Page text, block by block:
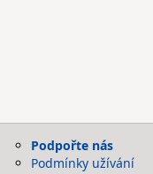
Podpořte nás
Podmínky užívání